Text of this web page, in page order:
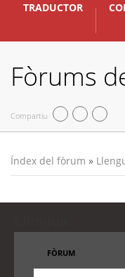
TRADUCTOR
Fòrums
Compartiu
Índex del fòrum »
FÒRUM